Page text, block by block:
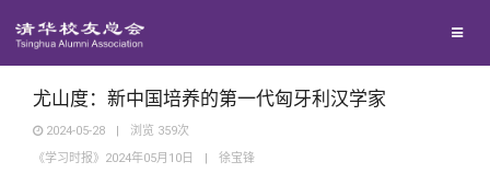
西南联大校友会
义工计划
新媒体平台
青春风采
校友文苑
尤山度：新中国培养的第一代匈牙利汉学家
2024-05-28 | 浏览 359次
《学习时报》2024年05月10日
| 徐宝锋